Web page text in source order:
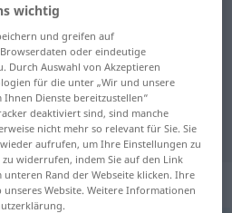
Wörterbuch
Übersetzung
Übersetzung
sächlich
wichtig
und greifen auf
oder eindeutige
Durch Auswahl von Akzeptieren
für die unter „Wir und unsere
Dienste bereitzustellen“
deaktiviert sind, sind manche
nicht mehr so relevant für Sie. Sie
aufrufen, um Ihre Einstellungen zu
widerrufen, indem Sie auf den Link
Rand der Webseite klicken. Ihre
Website. Weitere Informationen